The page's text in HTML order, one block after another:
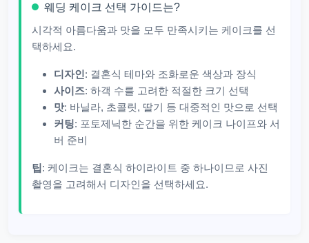
웨딩 케이크 선택 가이드는?
시각적 아름다움과 맛을 모두 만족시키는 케이크를 선
택하세요.
디자인 : 결혼식 테마와 조화로운 색상과 장식
사이즈: 하객 수를 고려한 적절한 크기 선택
맛: 바닐라, 초콜릿, 딸기 등 대중적인 맛으로 선택
커팅: 포토제닉한 순간을 위한 케이크 나이프와 서
버 준비
팁 : 케이크는 결혼식 하이라이트 중 하나이므로 사진
촬영을 고려해서 디자인을 선택하세요.